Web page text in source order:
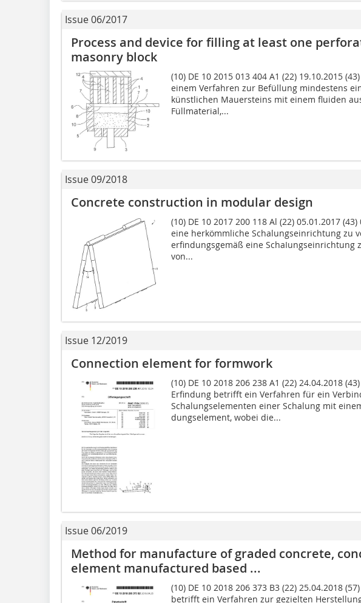
Issue 06/2017
Process and device for filling at least one
masonry block
(10) DE 10 2015 013 404 A1 (22) 19.10.2015
einem Verfahren zur Befüllung mindestens
künstlichen Mauersteins mit einem fluiden
Füllmaterial,...
Issue 09/2018
Concrete construction in modular design
(10) DE 10 2017 200 118 Al (22) 05.01.2017
eine herkömmliche Schalungs­einrichtung zu
erfindungsgemäß eine Scha­Iungseinrichtung
von...
Issue 12/2019
Connection element for formwork
(10) DE 10 2018 206 238 A1 (22) 24.04.2018
Erfindung betrifft ein Verfahren für ein
Schalungselementen einer Schalung mit
dungselement, wobei die...
Issue 06/2019
Method for manufacture of graded concrete,
element manufactured based ...
(10) DE 10 2018 206 373 B3 (22) 25.04.2018
betrifft ein Verfah­ren zur gezielten